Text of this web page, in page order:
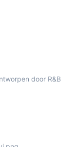
door R&B